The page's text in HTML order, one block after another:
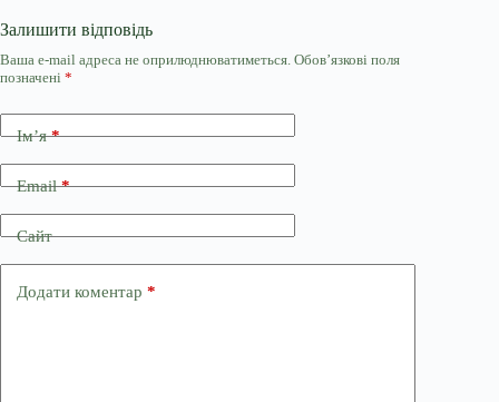
Залишити відповідь
Ваша e-mail адреса не оприлюднюватиметься. Обов’язкові поля
позначені *
Ім’я*
Email*
Сайт
Додати коментар *